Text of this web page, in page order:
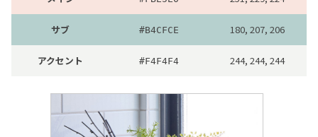
サブ #B4CFCE 180, 207, 206
アクセント #F4F4F4 244, 244, 244